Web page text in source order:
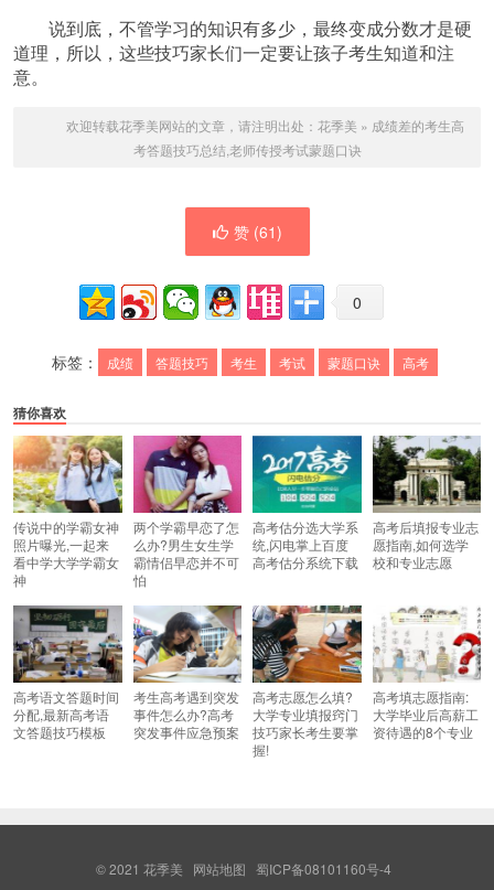
说到底，不管学习的知识有多少，最终变成分数才是硬
道理，所以，这些技巧家长们一定要让孩子考生知道和注
意。
欢迎转载花季美网站的文章，请注明出处： 花季美 » 成绩差的考生高
考答题技巧总结,老师传授考试蒙题口诀
赞 (61)
0
标签： 成绩 答题技巧 考生 考试 蒙题口诀 高考
猜你喜欢
传说中的学霸女神
照片曝光,一起来
看中学大学学霸女
神
两个学霸早恋了怎
么办?男生女生学
霸情侣早恋并不可
怕
高考估分选大学系
统,闪电掌上百度
高考估分系统下载
高考后填报专业志
愿指南,如何选学
校和专业志愿
高考语文答题时间
分配,最新高考语
文答题技巧模板
考生高考遇到突发
事件怎么办?高考
突发事件应急预案
高考志愿怎么填?
大学专业填报窍门
技巧家长考生要掌
握!
高考填志愿指南:
大学毕业后高薪工
资待遇的8个专业
© 2021 花季美 网站地图 蜀ICP备08101160号-4